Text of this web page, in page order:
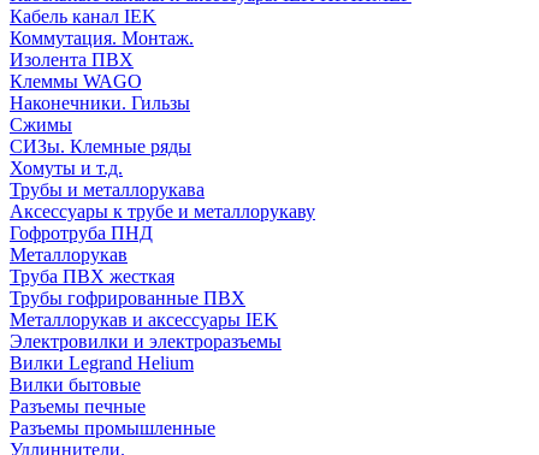
Кабель канал IEK
Коммутация. Монтаж.
Изолента ПВХ
Клеммы WAGO
Наконечники. Гильзы
Сжимы
СИЗы. Клемные ряды
Хомуты и т.д.
Трубы и металлорукава
Аксессуары к трубе и металлорукаву
Гофротруба ПНД
Металлорукав
Труба ПВХ жесткая
Трубы гофрированные ПВХ
Металлорукав и аксессуары IEK
Электровилки и электроразъемы
Вилки Legrand Helium
Вилки бытовые
Разъемы печные
Разъемы промышленные
Удлиннители.